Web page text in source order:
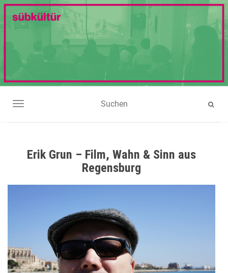
NAVIGATION UMSCHALTEN
Erik Grun – Film, Wahn & Sinn aus
Regensburg